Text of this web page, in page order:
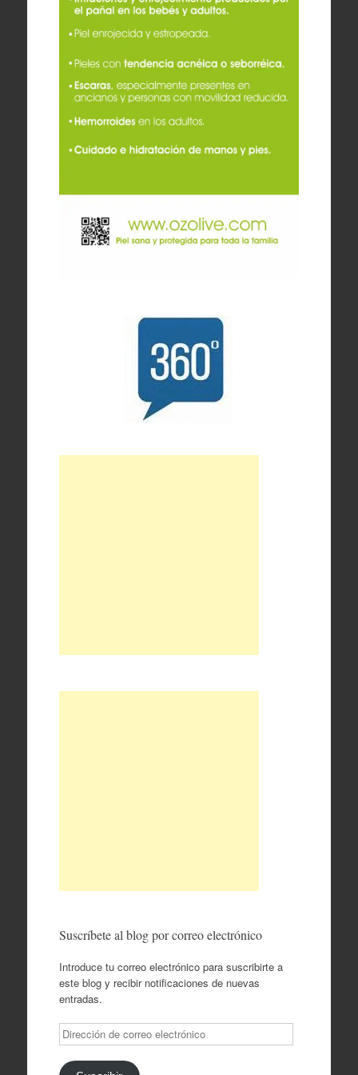
Suscríbete al blog por correo electrónico
Introduce tu correo electrónico para suscribirte a
este blog y recibir notificaciones de nuevas
entradas.
Dirección
de
correo